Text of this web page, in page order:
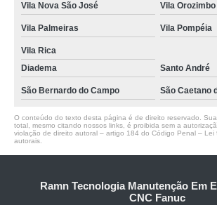
Vila Nova São José Vila Orozimbo
Vila Palmeiras Vila Pompéia
Vila Rica
Diadema
Santo André
São Bernardo do Campo São Caetano
O conteúdo do texto desta página é de direito reservado.
total, mesmo citando nossos links, é proibida sem a
violação de direito autoral – artigo 184 do Código Penal – Lei
autorais
Ramn Tecnologia Manutenção Em
CNC Fanuc